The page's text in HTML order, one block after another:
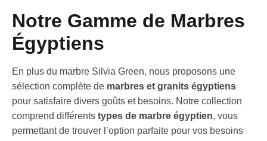
Notre Gamme de Marbres
Égyptiens
En plus du marbre Silvia Green, nous proposons une
sélection complète de marbres et granits égyptiens
pour satisfaire divers goûts et besoins. Notre collection
comprend différents types de marbre égyptien, vous
permettant de trouver l’option parfaite pour vos besoins